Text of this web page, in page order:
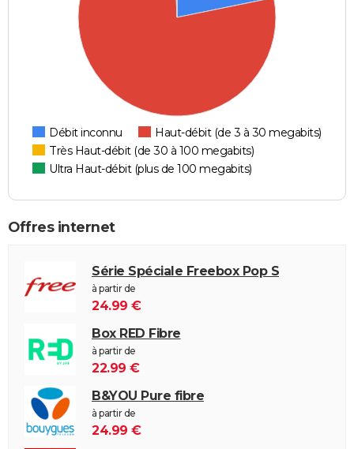
Débit inconnu
Haut-débit (de 3 à 30 megabits)
Très Haut-débit (de 30 à 100 megabits)
Ultra Haut-débit (plus de 100 megabits)
Offres internet
Série Spéciale Freebox Pop S
à partir de
24.99 €
Box RED Fibre
à partir de
22.99 €
B&YOU Pure fibre
à partir de
24.99 €